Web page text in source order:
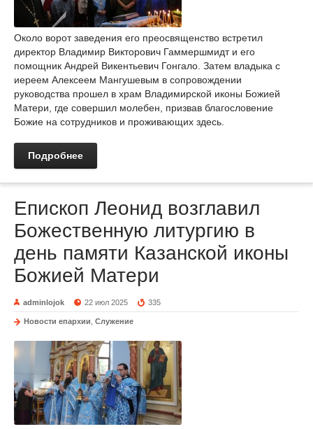
Около ворот заведения его преосвященство встретил
директор Владимир Викторович Гаммершмидт и его
помощник Андрей Викентьевич Гонгало. Затем владыка с
иереем Алексеем Мангушевым в сопровождении
руководства прошел в храм Владимирской иконы Божией
Матери, где совершил молебен, призвав благословение
Божие на сотрудников и проживающих здесь.
Подробнее
Епископ Леонид возглавил
Божественную литургию в
день памяти Казанской иконы
Божией Матери
adminlojok 22 июл 2025 335
Новости епархии Служение